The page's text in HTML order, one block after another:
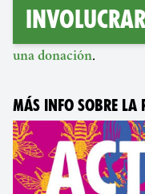
una donación.
MÁS INFO SOBRE LA